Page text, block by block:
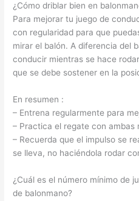
¿Cómo driblar bien en
Para mejorar tu juego de
con regularidad para que
mirar el balón. A diferencia del
conducir mientras se hace
que se debe sostener en la
En resumen :
– Entrena regularmente para
– Practica el regate con ambas
– Recuerda que el impulso se
se lleva, no haciéndola rodar
¿Cuál es el número mínimo de
de balonmano?